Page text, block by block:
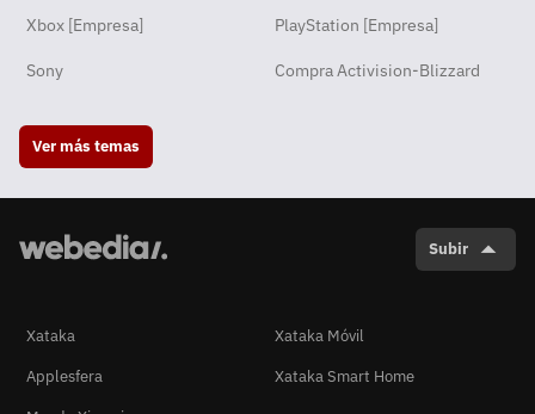
Xbox [Empresa] PlayStation [Empresa]
Sony Compra Activision-Blizzard
Ver más temas
Subir
Xataka
Xataka Móvil
Applesfera
Xataka Smart Home